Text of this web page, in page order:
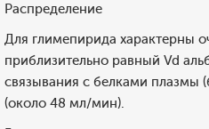
Распределение
Для глимепирида характерны
приблизительно равный Vd
связывания с белками плазмы
(около 48 мл/мин).